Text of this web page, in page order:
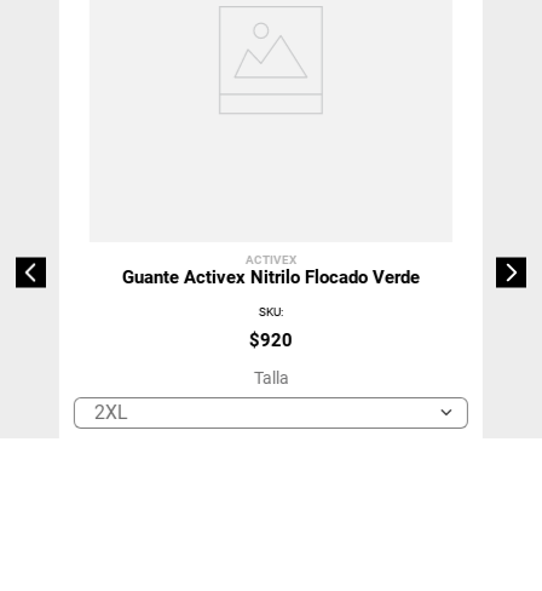
ACTIVEX
Guante Activex Nitrilo Flocado Verde
SKU:
$920
Talla
2XL